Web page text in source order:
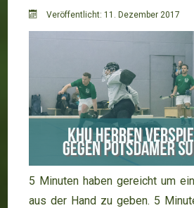
Veröffentlicht: 11. Dezember 2017
5 Minuten haben gereicht um
aus der Hand zu geben. 5